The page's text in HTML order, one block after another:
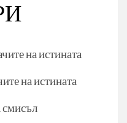
на истината
на истината